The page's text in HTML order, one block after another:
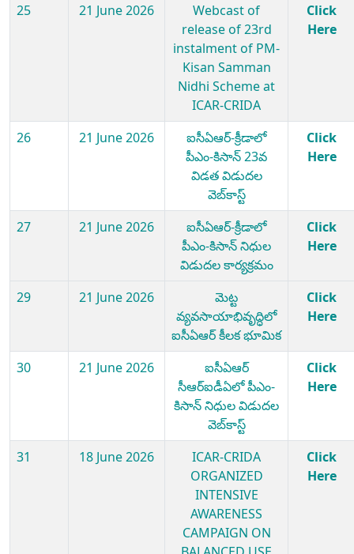
25 21 June 2026
Webcast of
release of 23rd
instalment of PM-
Kisan Samman
Nidhi Scheme at
ICAR-CRIDA
Click
Here
26 21 June 2026
ఐసీఏఆర్-క్రీడాలో
పీఎం-కిసాన్ 23వ
విడత విడుదల
వెబ్‌కాస్ట్
Click
Here
27 21 June 2026
ఐసీఏఆర్-క్రీడాలో
పీఎం-కిసాన్ నిధుల
విడుదల కార్యక్రమం
Click
Here
29 21 June 2026
మెట్ట
వ్యవసాయాభివృద్ధిలో
ఐసీఏఆర్ కీలక భూమిక
Click
Here
30 21 June 2026
ఐసీఏఆర్
సీఆర్ఐడీఏలో పీఎం-
కిసాన్ నిధుల విడుదల
వెబ్‌కాస్ట్
Click
Here
31 18 June 2026
ICAR-CRIDA
ORGANIZED
INTENSIVE
AWARENESS
CAMPAIGN ON
Click
Here